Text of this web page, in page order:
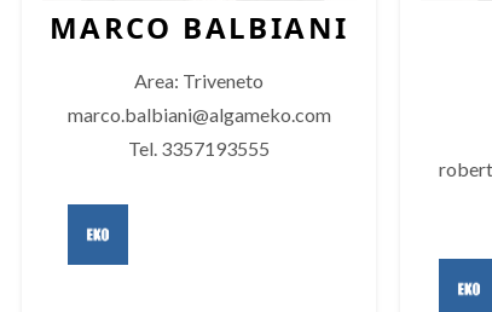
MARCO BALBIANI
Area: Triveneto
marco.balbiani@algameko.com
Tel. 3357193555